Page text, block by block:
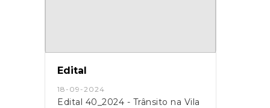
Edital
18-09-2024
Edital 40_2024 - Trânsito na Vila